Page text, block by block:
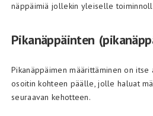
näppäimiä jollekin yleiselle
Pikanäppäinten
Pikanäppäimen määrittäminen on
osoitin kohteen päälle, jolle haluat
seuraavan kehotteen.